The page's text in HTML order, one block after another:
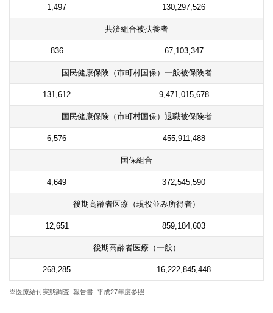
1,497 130,297,526
共済組合被扶養者
836 67,103,347
国民健康保険（市町村国保）一般被保険者
131,612 9,471,015,678
国民健康保険（市町村国保）退職被保険者
6,576 455,911,488
国保組合
4,649 372,545,590
後期高齢者医療（現役並み所得者）
12,651 859,184,603
後期高齢者医療（一般）
268,285 16,222,845,448
※医療給付実態調査_報告書_平成27年度参照